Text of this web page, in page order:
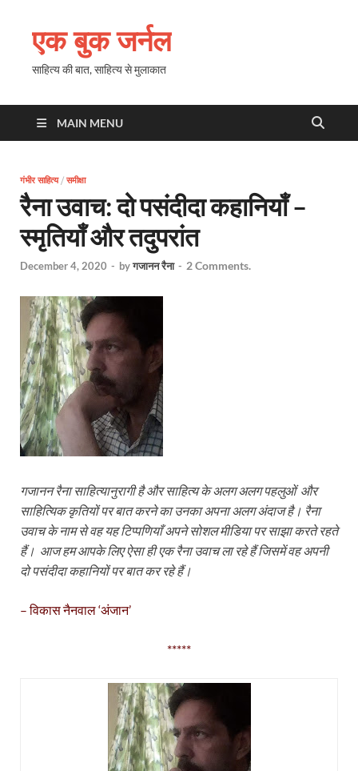
एक बुक जर्नल
साहित्य की बात, साहित्य से मुलाकात
MAIN MENU
गंभीर साहित्य/ समीक्षा
रैना उवाच: दो पसंदीदा कहानियाँ –
स्मृतियाँ और तदुपरांत
December 4, 2020 - byगजानन रैना - 2 Comments.
गजानन रैना साहित्यानुरागी है और साहित्य के अलग अलग पहलुओं और
साहित्यिक कृतियों पर बात करने का उनका अपना अलग अंदाज है। रैना
उवाच के नाम से वह यह टिप्पणियाँ अपने सोशल मीडिया पर साझा करते रहते
हैं। आज हम आपके लिए ऐसा ही एक रैना उवाच ला रहे हैं जिसमें वह अपनी
दो पसंदीदा कहानियों पर बात कर रहे हैं।
– विकास नैनवाल ‘अंजान’
*****